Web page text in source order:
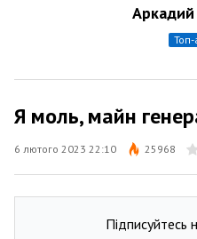
Я моль, майн
6 лютого 2023 22:10 25968
Підписуйтесь